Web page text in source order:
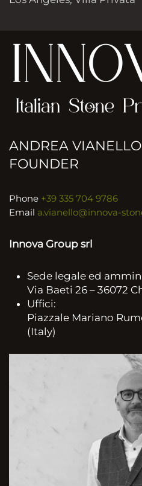
ANDREA
FOUNDER
Phone +39 335 704 9786
Email a.vianello@innova-
Innova Group srl
Sede legale ed
Via Baeti 26 – 36072
Uffici:
Piazzale Mariano
(Italy)